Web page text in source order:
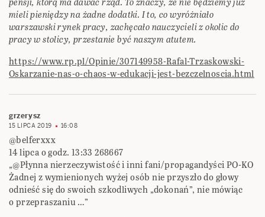
mieli pieniędzy na żadne dodatki. I to, co wyróżniało
warszawski rynek pracy, zachęcało nauczycieli z okolic do
pracy w stolicy, przestanie być naszym atutem.
https://www.rp.pl/Opinie/307149958-Rafal-Trzaskowski-
Oskarzanie-nas-o-chaos-w-edukacji-jest-bezczelnoscia.html
grzerysz
15 LIPCA 2019 16:08
@belferxxx
14 lipca o godz. 13:33 268667
„@Płynna nierzeczywistość i inni fani/propagandyści PO-KO
Żadnej z wymienionych wyżej osób nie przyszło do głowy
odnieść się do swoich szkodliwych „dokonań”, nie mówiąc
o przepraszaniu …”